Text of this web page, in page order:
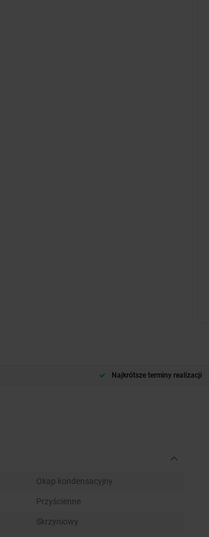
Najkrótsze terminy realizacji
Okap kondensacyjny
Przyścienne
Skrzyniowy